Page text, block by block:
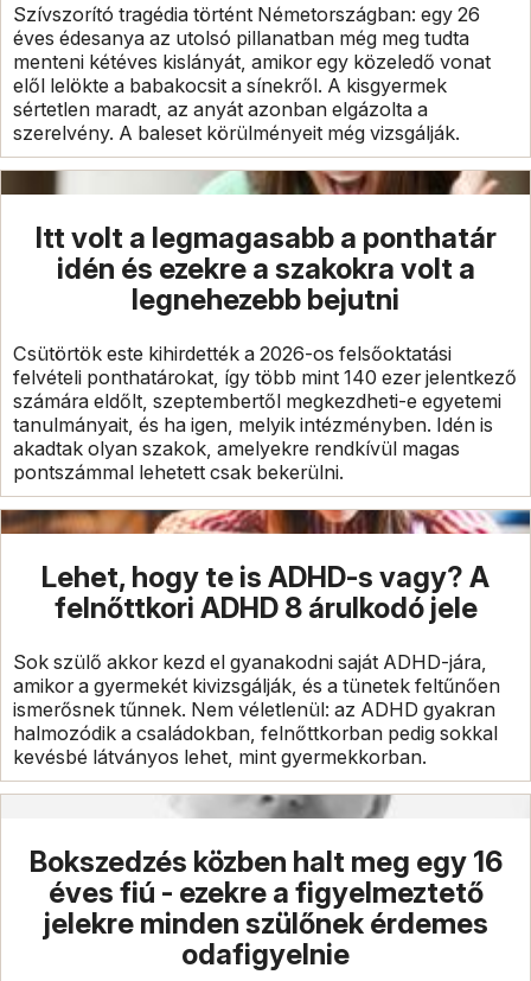
Szívszorító tragédia történt Németországban: egy 26
éves édesanya az utolsó pillanatban még meg tudta
menteni kétéves kislányát, amikor egy közeledő vonat
elől lelökte a babakocsit a sínekről. A kisgyermek
sértetlen maradt, az anyát azonban elgázolta a
szerelvény. A baleset körülményeit még vizsgálják.
Itt volt a legmagasabb a ponthatár
idén és ezekre a szakokra volt a
legnehezebb bejutni
Csütörtök este kihirdették a 2026-os felsőoktatási
felvételi ponthatárokat, így több mint 140 ezer jelentkező
számára eldőlt, szeptembertől megkezdheti-e egyetemi
tanulmányait, és ha igen, melyik intézményben. Idén is
akadtak olyan szakok, amelyekre rendkívül magas
pontszámmal lehetett csak bekerülni.
Lehet, hogy te is ADHD-s vagy? A
felnőttkori ADHD 8 árulkodó jele
Sok szülő akkor kezd el gyanakodni saját ADHD-jára,
amikor a gyermekét kivizsgálják, és a tünetek feltűnően
ismerősnek tűnnek. Nem véletlenül: az ADHD gyakran
halmozódik a családokban, felnőttkorban pedig sokkal
kevésbé látványos lehet, mint gyermekkorban.
Bokszedzés közben halt meg egy 16
éves fiú - ezekre a figyelmeztető
jelekre minden szülőnek érdemes
odafigyelnie